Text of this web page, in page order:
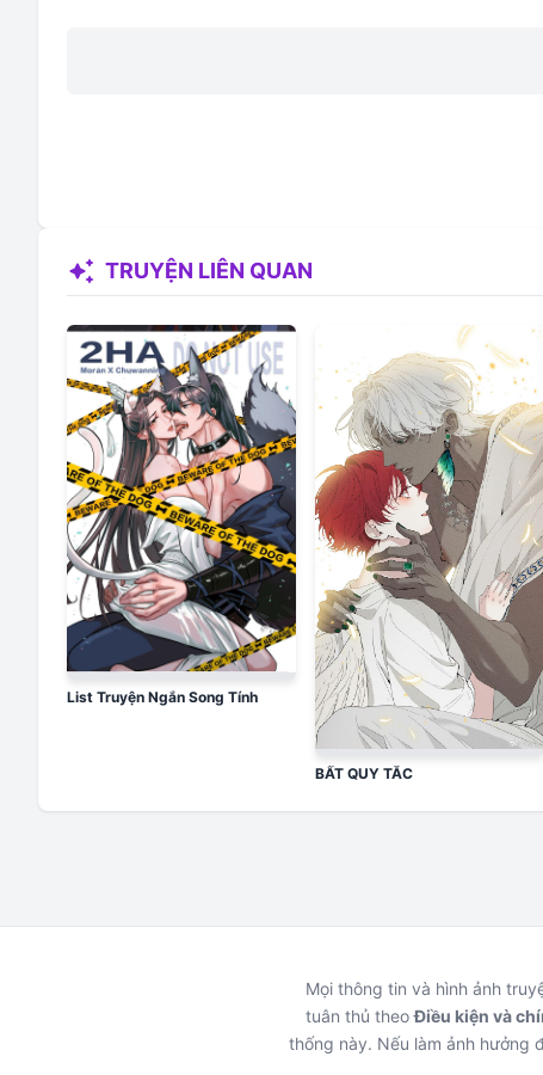
auto_awesome TRUYỆN LIÊN QUAN
List Truyện Ngắn Song Tính
BẤT QUY TẮC
Mọi thông tin và hình ảnh
tuân thủ theoĐiều kiện và
thống này. Nếu làm ảnh hưởng